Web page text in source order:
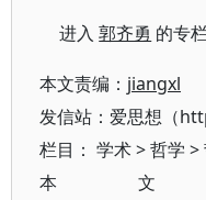
进入郭齐勇 的专
本文责编： jiangxl
发信站：爱思想（
栏目： 学术>哲学 >
本